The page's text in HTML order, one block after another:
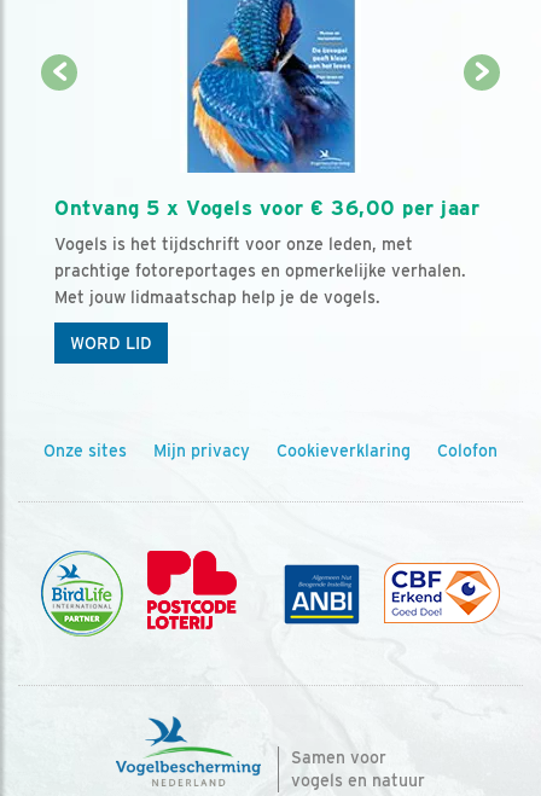
Ontvang 5 x Vogels voor € 36,00 per jaar
Vogels is het tijdschrift voor onze leden, met
prachtige fotoreportages en opmerkelijke verhalen.
Met jouw lidmaatschap help je de vogels.
WORD LID
Onze sites Mijn privacy Cookieverklaring Colofon
Samen voor
vogels en natuur